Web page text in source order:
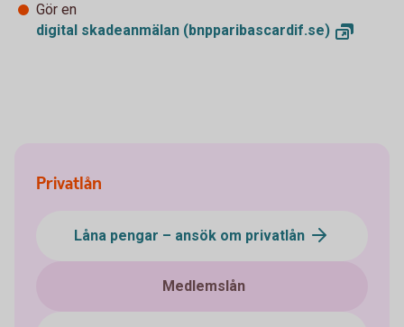
Gör en
digital skadeanmälan (bnpparibascardif.se)
Privatlån
Låna pengar – ansök om privatlån
Medlemslån